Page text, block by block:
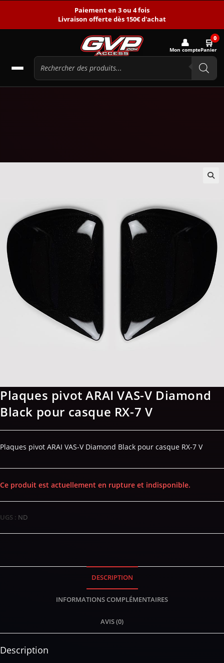
Paiement en 3 ou 4 fois
Livraison offerte dès 150€ d'achat
👤
Mon compte
🛒0
Panier
Plaques pivot ARAI VAS-V Diamond
Black pour casque RX-7 V
Plaques pivot ARAI VAS-V Diamond Black pour casque RX-7 V
Ce produit est actuellement en rupture et indisponible.
UGS : ND
DESCRIPTION
INFORMATIONS COMPLÉMENTAIRES
AVIS (0)
Description